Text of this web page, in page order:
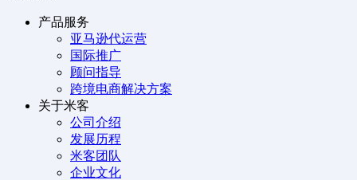
产品服务
亚马逊代运营
国际推广
顾问指导
跨境电商解决方案
关于米客
公司介绍
发展历程
米客团队
企业文化